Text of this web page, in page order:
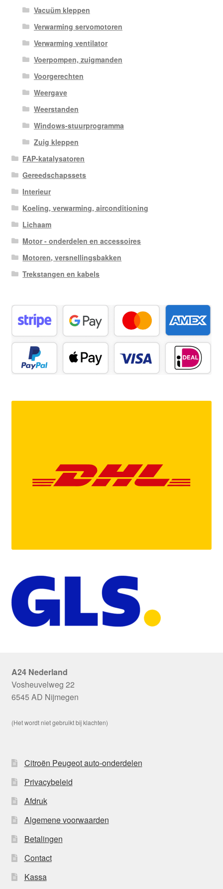
Vacuüm kleppen
Verwarming servomotoren
Verwarming ventilator
Voerpompen, zuigmanden
Voorgerechten
Weergave
Weerstanden
Windows-stuurprogramma
Zuig kleppen
FAP-katalysatoren
Gereedschapssets
Interieur
Koeling, verwarming, airconditioning
Lichaam
Motor - onderdelen en accessoires
Motoren, versnellingsbakken
Trekstangen en kabels
A24 Nederland
Vosheuvelweg 22
6545 AD Nijmegen
(Het wordt niet gebruikt bij klachten)
Citroën Peugeot auto-onderdelen
Privacybeleid
Afdruk
Algemene voorwaarden
Betalingen
Contact
Kassa